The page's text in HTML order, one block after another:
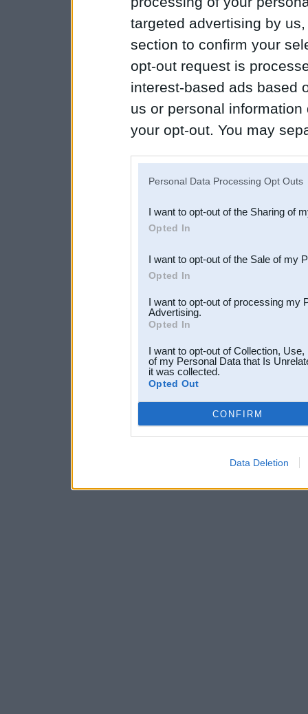
targeted advertising by
section to confirm your
opt-out request is
interest-based ads based
us or personal
your opt-out. You may
Downstream Participants
third parties.
Personal Data Processing Opt Outs
I want to opt-out of the Sharing of
Opted In
I want to opt-out of the Sale of my
Opted In
I want to opt-out of processing my
Advertising.
Opted In
I want to opt-out of Collection,
of my Personal Data that Is
it was collected.
Opted Out
CONFIRM
Data Deletion